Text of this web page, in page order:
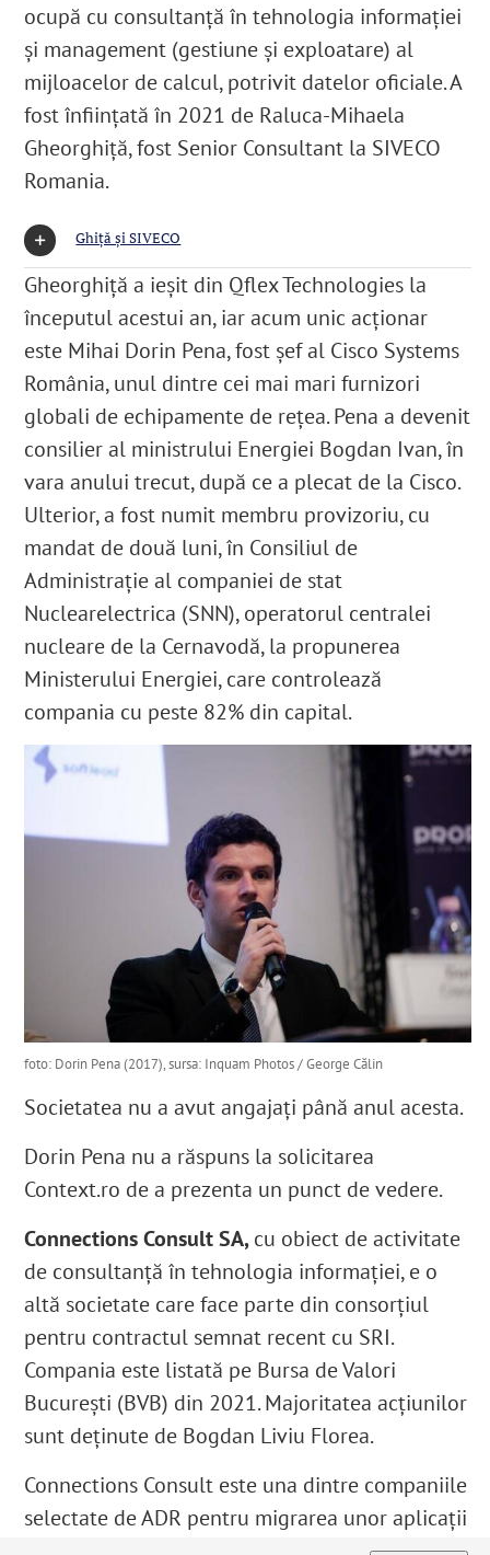
ocupă cu consultanță în tehnologia informației
și management (gestiune și exploatare) al
mijloacelor de calcul, potrivit datelor oficiale.A
fost înființată în 2021 de Raluca-Mihaela
Gheorghiță, fost Senior Consultant la SIVECO
Romania.
Ghiță și SIVECO
Gheorghiță a ieșit din Qflex Technologies la
începutul acestui an, iar acum unic acționar
este Mihai Dorin Pena, fost șef al Cisco Systems
România, unul dintre cei mai mari furnizori
globali de echipamente de reţea. Pena a devenit
consilier al ministrului Energiei Bogdan Ivan, în
vara anului trecut, după ce a plecat de la Cisco.
Ulterior, a fost numit membru provizoriu, cu
mandat de două luni, în Consiliul de
Administrație al companiei de stat
Nuclearelectrica (SNN), operatorul centralei
nucleare de la Cernavodă, la propunerea
Ministerului Energiei, care controlează
compania cu peste 82% din capital.
foto: Dorin Pena (2017), sursa: Inquam Photos / George Călin
Societatea nu a avut angajați până anul acesta.
Dorin Pena nu a răspuns la solicitarea
Context.ro de a prezenta un punct de vedere.
Connections Consult SA,cu obiect de activitate
de consultanță în tehnologia informației, e o
altă societate care face parte din consorțiul
pentru contractul semnat recent cu SRI.
Compania este listată pe Bursa de Valori
București (BVB) din 2021. Majoritatea acțiunilor
sunt deținute de Bogdan Liviu Florea.
Connections Consult este una dintre companiile
selectate de ADR pentru migrarea unor aplicații